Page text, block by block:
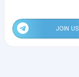
JOIN US